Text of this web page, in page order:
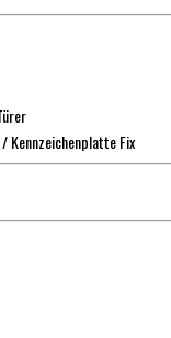
Kennzeichenplatte Fix